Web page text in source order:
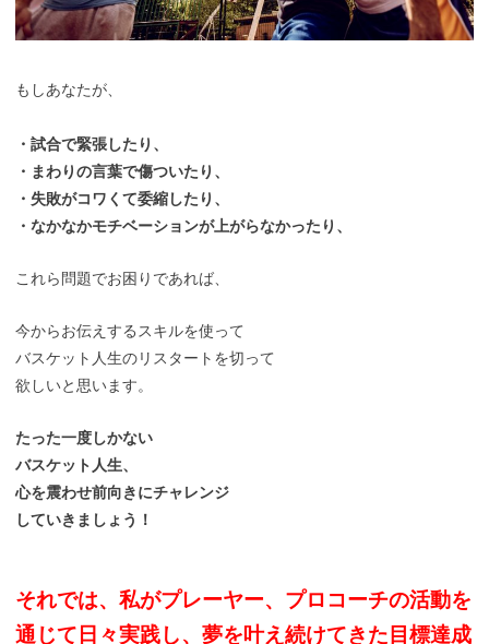
もしあなたが、
・試合で緊張したり、
・まわりの言葉で傷ついたり、
・失敗がコワくて委縮したり、
・なかなかモチベーションが上がらなかったり、
これら問題でお困りであれば、
今からお伝えするスキルを使って
バスケット人生のリスタートを切って
欲しいと思います。
たった一度しかない
バスケット人生、
心を震わせ前向きにチャレンジ
していきましょう！
それでは、私がプレーヤー、プロコーチの活動を
通じて日々実践し、夢を叶え続けてきた目標達成